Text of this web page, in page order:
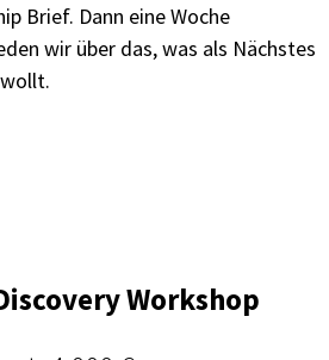
Brief. Dann eine Woche
wir über das, was als Nächstes
Workshop